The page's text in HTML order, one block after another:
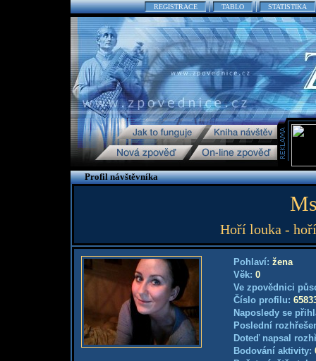
REGISTRACE TABLO STATISTIKA
Profil návštěvníka
Hoří louka -
Pohlaví: žena
Věk: 0
Ve zpovědnici
Číslo profilu:
Naposledy se
Poslední
Doteď napsal
Bodování aktivity: